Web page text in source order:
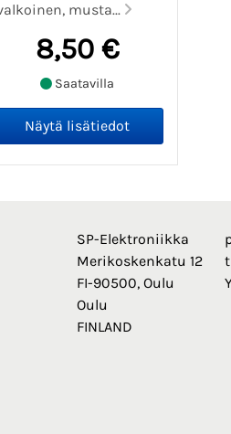
musta...
8,50 €
Saatavilla
SP-Elektroniikka
Merikoskenkatu 12
FI-90500, Oulu
Oulu
FINLAND